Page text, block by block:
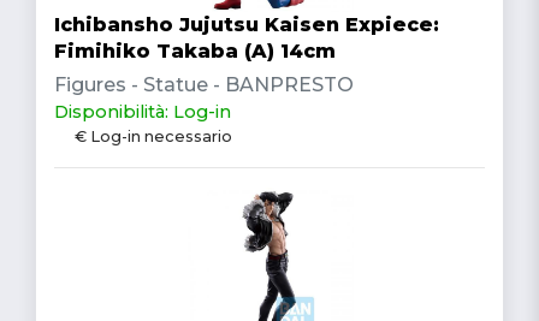
Ichibansho Jujutsu Kaisen Expiece:
Fimihiko Takaba (A) 14cm
Figures - Statue - BANPRESTO
Disponibilità: Log-in
€ Log-in necessario